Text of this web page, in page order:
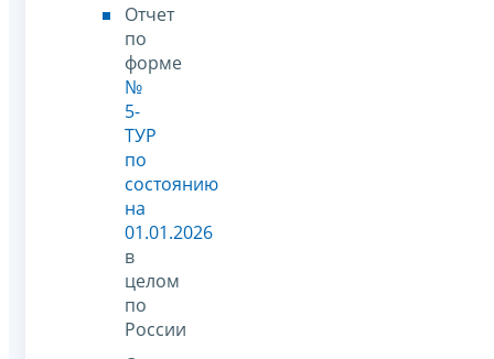
Отчет
по
форме
№
5-
ТУР
по
состоянию
на
01.01.2026
в
целом
по
России